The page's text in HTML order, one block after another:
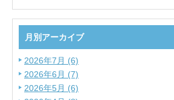
月別アーカイブ
2026年7月 (6)
2026年6月 (7)
2026年5月 (6)